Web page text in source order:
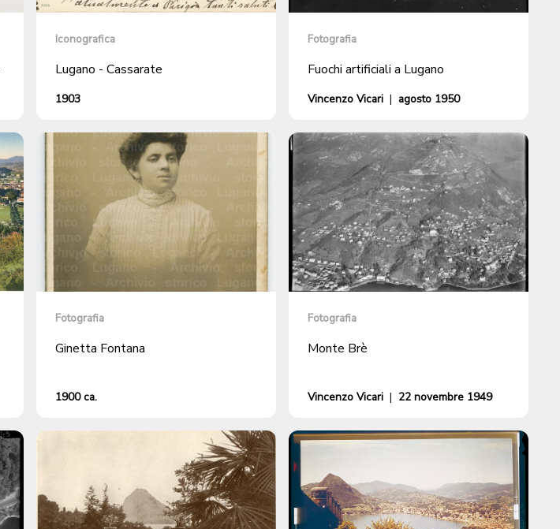
Iconografica
Lugano - Cassarate
1903
Fotografia
Fuochi artificiali a Lugano
Vincenzo Vicari | agosto 1950
Fotografia
Ginetta Fontana
1900 ca.
Fotografia
Monte Brè
Vincenzo Vicari | 22 novembre 1949